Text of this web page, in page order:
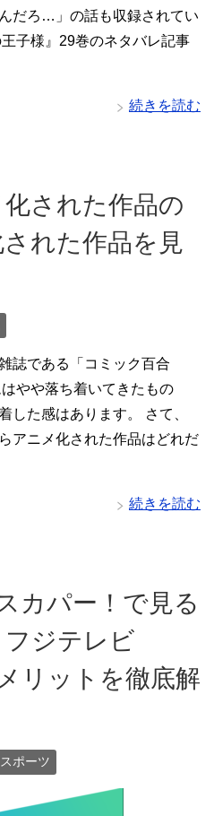
だろ…」の話も収録されてい
子様』29巻のネタバレ記事
続きを読む
された作品の
れた作品を見
誌である「コミック百合
やや落ち着いてきたもの
した感はあります。 さて、
アニメ化された作品はどれだ
続きを読む
カパー！で見る
ジテレビ
リットを徹底解
ポーツ